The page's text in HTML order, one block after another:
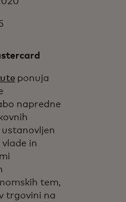
ponuja
napredne
in
tem,
trgovini na